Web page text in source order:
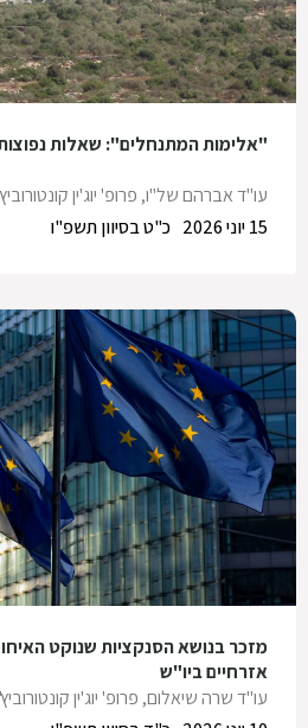
"אלימות המתנחלים": שאלות
עו"ד אברהם של"ו, פרופ' יוג'ין
כ"ט בסיוון תשפ"ו
15 יוני 2026
מזכר בנושא הסנקציות שנוקט
אזרחיים ביו"ש
עו"ד שרה שיאלום, פרופ' יוג'ין קונטורוביץ'